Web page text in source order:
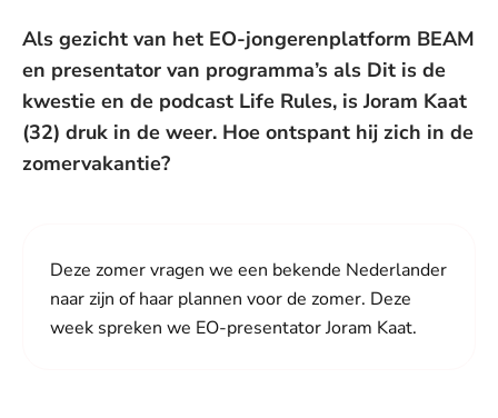
Als gezicht van het EO-jongerenplatform BEAM
en presentator van programma’s als Dit is de
kwestie en de podcast Life Rules, is Joram Kaat
(32) druk in de weer. Hoe ontspant hij zich in de
zomervakantie?
Deze zomer vragen we een bekende Nederlander
naar zijn of haar plannen voor de zomer. Deze
week spreken we EO-presentator Joram Kaat.